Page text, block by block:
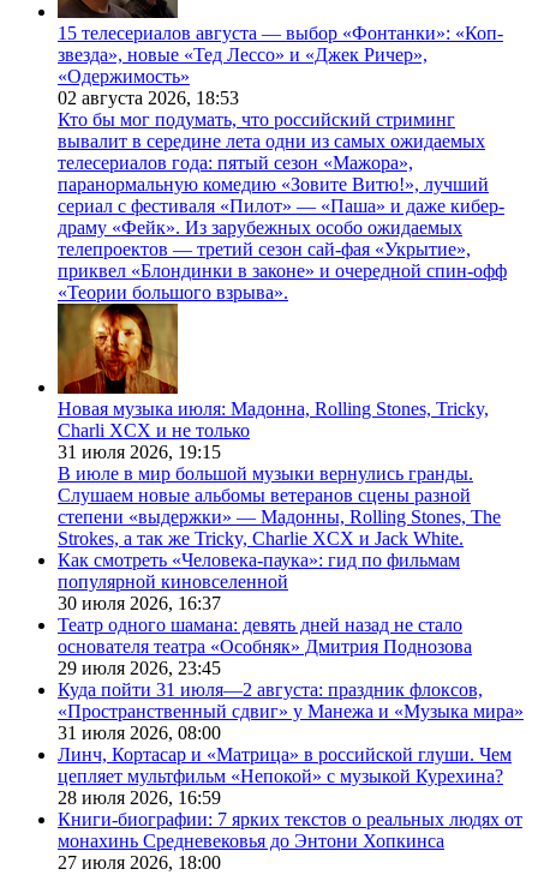
15 телесериалов августа — выбор «Фонтанки»: «Коп-
звезда», новые «Тед Лессо» и «Джек Ричер»,
«Одержимость»
02 августа 2026, 18:53
Кто бы мог подумать, что российский стриминг
вывалит в середине лета одни из самых ожидаемых
телесериалов года: пятый сезон «Мажора»,
паранормальную комедию «Зовите Витю!», лучший
сериал с фестиваля «Пилот» — «Паша» и даже кибер-
драму «Фейк». Из зарубежных особо ожидаемых
телепроектов — третий сезон сай-фая «Укрытие»,
приквел «Блондинки в законе» и очередной спин-офф
«Теории большого взрыва».
Новая музыка июля: Мадонна, Rolling Stones, Tricky,
Charli XCX и не только
31 июля 2026, 19:15
В июле в мир большой музыки вернулись гранды.
Слушаем новые альбомы ветеранов сцены разной
степени «выдержки» — Мадонны, Rolling Stones, The
Strokes, а так же Tricky, Charlie XCX и Jack White.
Как смотреть «Человека-паука»: гид по фильмам
популярной киновселенной
30 июля 2026, 16:37
Театр одного шамана: девять дней назад не стало
основателя театра «Особняк» Дмитрия Поднозова
29 июля 2026, 23:45
Куда пойти 31 июля—2 августа: праздник флоксов,
«Пространственный сдвиг» у Манежа и «Музыка мира»
31 июля 2026, 08:00
Линч, Кортасар и «Матрица» в российской глуши. Чем
цепляет мультфильм «Непокой» с музыкой Курехина?
28 июля 2026, 16:59
Книги-биографии: 7 ярких текстов о реальных людях от
монахинь Средневековья до Энтони Хопкинса
27 июля 2026, 18:00